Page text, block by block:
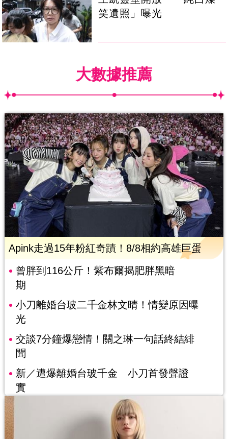
笑遺照」曝光
大數據推薦
Apink走過15年粉紅奇蹟！8/8相約高雄巨蛋
曾胖到116公斤！紫布爾揭肥胖黑暗
期
小刀離婚台玻二千金林文晴！情變原因曝
光
交談7分鐘爆戀情！關之琳一句話終結緋
聞
新／遭爆離婚台玻千金 小刀首發聲證
實